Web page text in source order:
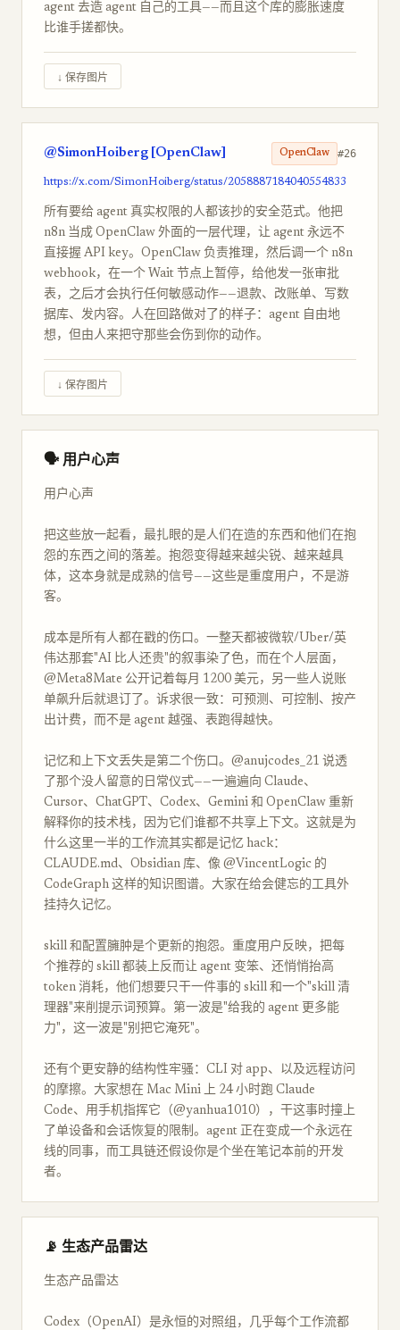
agent 去造 agent 自己的工具——而且这个库的膨胀速度
比谁手搓都快。
↓ 保存图片
@SimonHoiberg [OpenClaw] OpenClaw #26
https://x.com/SimonHoiberg/status/2058887184040554833
所有要给 agent 真实权限的人都该抄的安全范式。他把
n8n 当成 OpenClaw 外面的一层代理，让 agent 永远不
直接握 API key。OpenClaw 负责推理，然后调一个 n8n
webhook，在一个 Wait 节点上暂停，给他发一张审批
表，之后才会执行任何敏感动作——退款、改账单、写数
据库、发内容。人在回路做对了的样子：agent 自由地
想，但由人来把守那些会伤到你的动作。
↓ 保存图片
🗣 用户心声
用户心声
把这些放一起看，最扎眼的是人们在造的东西和他们在抱
怨的东西之间的落差。抱怨变得越来越尖锐、越来越具
体，这本身就是成熟的信号——这些是重度用户，不是游
客。
成本是所有人都在戳的伤口。一整天都被微软/Uber/英
伟达那套"AI 比人还贵"的叙事染了色，而在个人层面，
@Meta8Mate 公开记着每月 1200 美元，另一些人说账
单飙升后就退订了。诉求很一致：可预测、可控制、按产
出计费，而不是 agent 越强、表跑得越快。
记忆和上下文丢失是第二个伤口。@anujcodes_21 说透
了那个没人留意的日常仪式——一遍遍向 Claude、
Cursor、ChatGPT、Codex、Gemini 和 OpenClaw 重新
解释你的技术栈，因为它们谁都不共享上下文。这就是为
什么这里一半的工作流其实都是记忆 hack：
CLAUDE.md、Obsidian 库、像 @VincentLogic 的
CodeGraph 这样的知识图谱。大家在给会健忘的工具外
挂持久记忆。
skill 和配置臃肿是个更新的抱怨。重度用户反映，把每
个推荐的 skill 都装上反而让 agent 变笨、还悄悄抬高
token 消耗，他们想要只干一件事的 skill 和一个"skill 清
理器"来削提示词预算。第一波是"给我的 agent 更多能
力"，这一波是"别把它淹死"。
还有个更安静的结构性牢骚：CLI 对 app、以及远程访问
的摩擦。大家想在 Mac Mini 上 24 小时跑 Claude
Code、用手机指挥它（@yanhua1010），干这事时撞上
了单设备和会话恢复的限制。agent 正在变成一个永远在
线的同事，而工具链还假设你是个坐在笔记本前的开发
者。
📡 生态产品雷达
生态产品雷达
Codex（OpenAI）是永恒的对照组，几乎每个工作流都